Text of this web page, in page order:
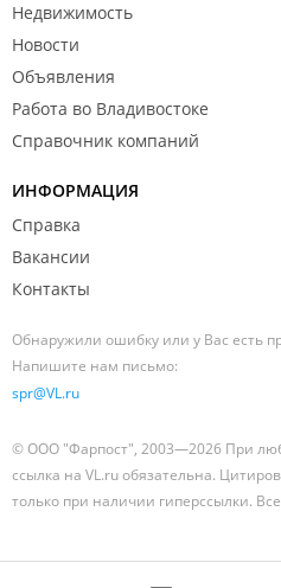
Недвижимость
Новости
Объявления
Работа во Владивостоке
Справочник компаний
ИНФОРМАЦИЯ
Справка
Вакансии
Контакты
Обнаружили ошибку или у Вас есть
Напишите нам письмо:
spr@VL.ru
© ООО "Фарпост", 2003—2026 При
ссылка на VL.ru обязательна.
только при наличии гиперссылки.